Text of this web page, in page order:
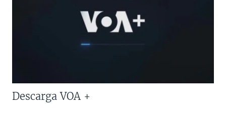
Descarga VOA +